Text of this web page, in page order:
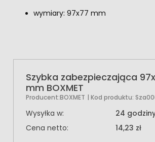
wymiary: 97x77 mm
Szybka zabezpieczająca
mm BOXMET
Producent:BOXMET | Kod produktu:
Wysyłka w:
24
Cena netto:
14,23 zł